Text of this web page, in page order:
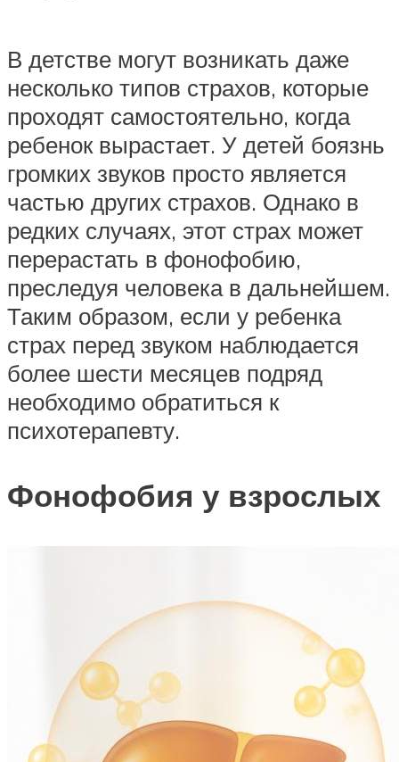
В детстве могут возникать даже
несколько типов страхов, которые
проходят самостоятельно, когда
ребенок вырастает. У детей боязнь
громких звуков просто является
частью других страхов. Однако в
редких случаях, этот страх может
перерастать в фонофобию,
преследуя человека в дальнейшем.
Таким образом, если у ребенка
страх перед звуком наблюдается
более шести месяцев подряд
необходимо обратиться к
психотерапевту.
Фонофобия у взрослых